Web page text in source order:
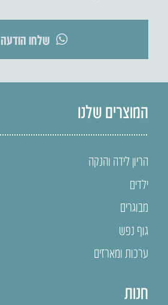
שלחו הודעה
המוצרים שלנו
הריון לידה והנקה
ילדים
מבוגרים
גוף נפש
ערכות ומארזים
חנות